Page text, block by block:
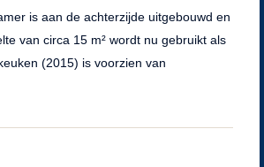
is aan de achterzijde uitgebouwd en
van circa 15 m² wordt nu gebruikt als
(2015) is voorzien van